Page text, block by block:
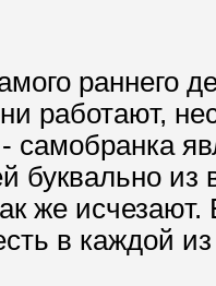
раннего
работают,
самобранка
буквально из
же
в каждой